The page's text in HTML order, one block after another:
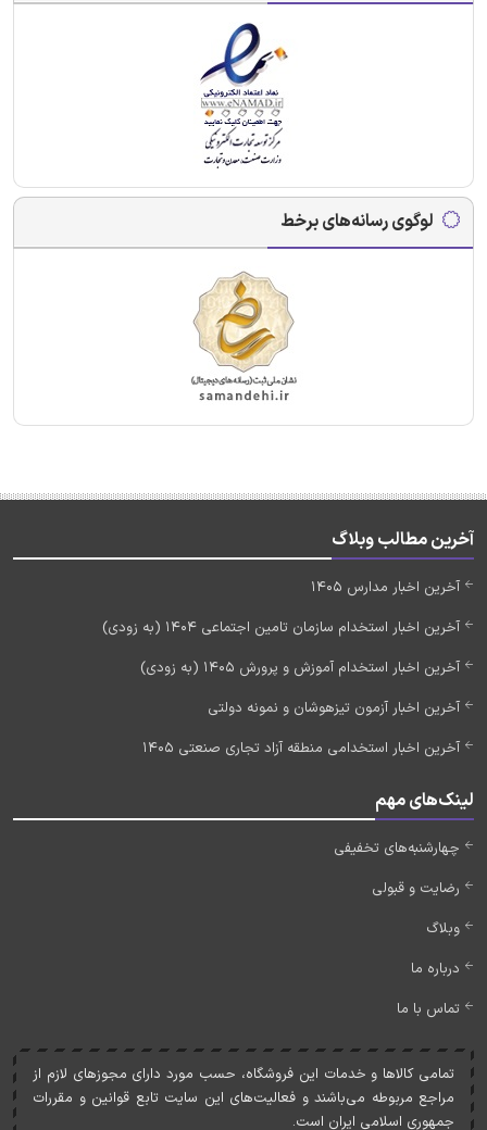
لوگوی رسانه‌های برخط
آخرین مطالب وبلاگ
آخرین اخبار مدارس 1405
آخرین اخبار استخدام سازمان تامین اجتماعی 1404 (به زودی)
آخرین اخبار استخدام آموزش و پرورش 1405 (به زودی)
آخرین اخبار آزمون تیزهوشان و نمونه دولتی
آخرین اخبار استخدامی منطقه آزاد تجاری صنعتی 1405
لینک‌های مهم
چهارشنبه‌های تخفیفی
رضایت و قبولی
وبلاگ
درباره ما
تماس با ما
تمامی کالاها و خدمات اين فروشگاه، حسب مورد دارای مجوزهای لازم از
مراجع مربوطه می‌باشند و فعاليت‌های اين سايت تابع قوانين و مقررات
جمهوری اسلامی ايران است.